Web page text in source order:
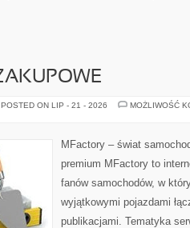
POSTED ON LIP - 21 - 2026
MOŻLIWOŚĆ
MFactory – świat
premium MFactory to
fanów samochodów, w
wyjątkowymi pojazdami
publikacjami. Tematyka